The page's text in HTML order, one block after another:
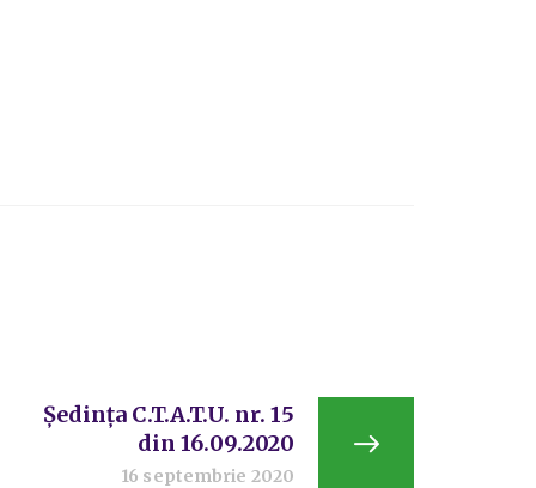
Ședința C.T.A.T.U. nr. 15
din 16.09.2020
16 septembrie 2020